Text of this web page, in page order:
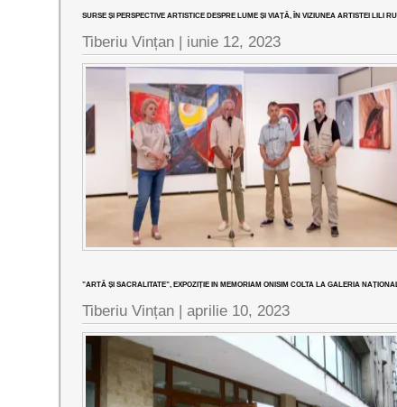
SURSE ȘI PERSPECTIVE ARTISTICE DESPRE LUME ȘI VIAȚĂ, ÎN VIZIUNEA ARTISTEI LILI
Tiberiu Vințan | iunie 12, 2023
”ARTĂ ȘI SACRALITATE”, EXPOZIȚIE IN MEMORIAM ONISIM COLTA LA GALERIA
Tiberiu Vințan |aprilie 10, 2023